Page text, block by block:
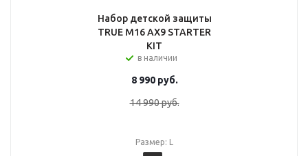
Набор детской защиты
TRUE M16 AX9 STARTER
KIT
в наличии
8 990руб.
14 990руб.
Размер: L